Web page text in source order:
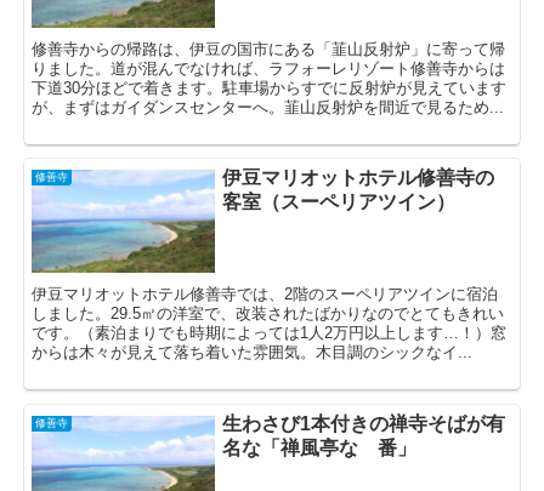
修善寺からの帰路は、伊豆の国市にある「韮山反射炉」に寄って帰
りました。道が混んでなければ、ラフォーレリゾート修善寺からは
下道30分ほどで着きます。駐車場からすでに反射炉が見えています
が、まずはガイダンスセンターへ。韮山反射炉を間近で見るため...
修善寺
伊豆マリオットホテル修善寺の
客室（スーペリアツイン）
伊豆マリオットホテル修善寺では、2階のスーペリアツインに宿泊
しました。29.5㎡の洋室で、改装されたばかりなのでとてもきれい
です。（素泊まりでも時期によっては1人2万円以上します…！）窓
からは木々が見えて落ち着いた雰囲気。木目調のシックなイ...
修善寺
生わさび1本付きの禅寺そばが有
名な「禅風亭なゝ番」